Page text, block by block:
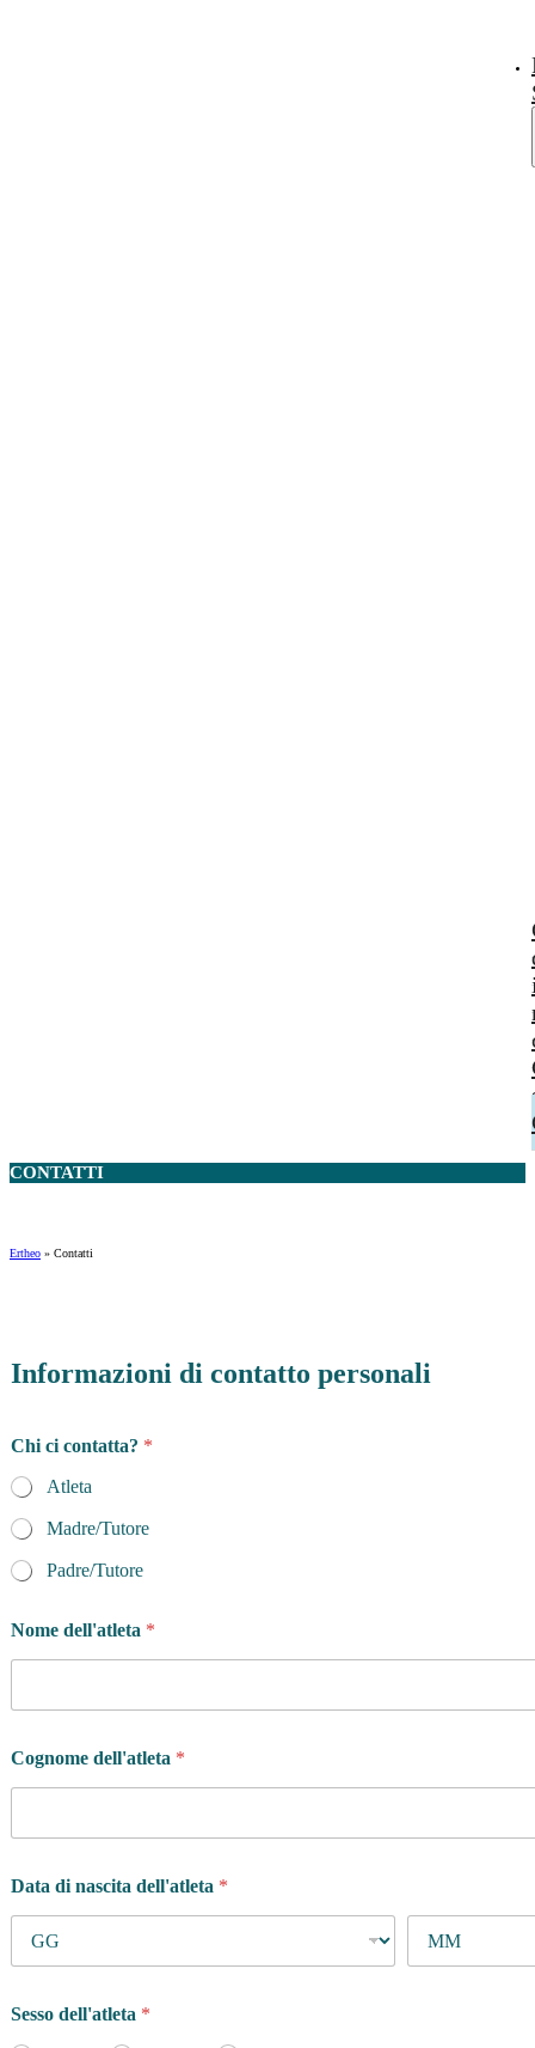
CONTATTI
Ertheo » Contatti
Informazioni di contatto personali
Chi ci contatta? *
Atleta
Madre/Tutore
Padre/Tutore
Nome dell'atleta *
Cognome dell'atleta *
Data di nascita dell'atleta *
Sesso dell'atleta *